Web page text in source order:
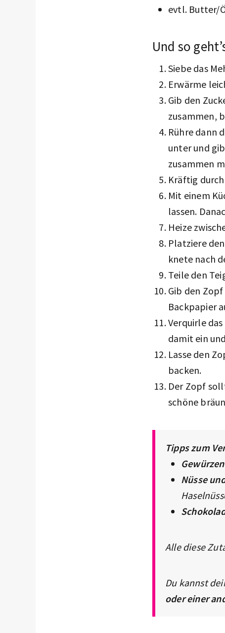
evtl. Butter/
Und so
Siebe das
Erwärme
Gib den
zusammen,
Rühre dann
unter und
zusammen
Kräftig
Mit einem
lassen.
Heize
Platziere
knete nach
Teile den
Gib den
Backpapier
Verquirle
damit ein
Lasse den
backen.
Der Zopf
schöne
Tipps zum
Nüsse
Alle diese
Du kannst
oder einer